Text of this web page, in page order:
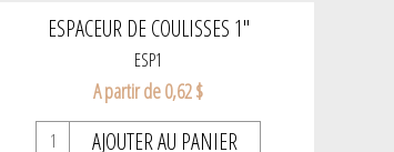
ESPACEUR DE COULISSES 1"
ESP1
A partir de 0,62 $
AJOUTER AU PANIER